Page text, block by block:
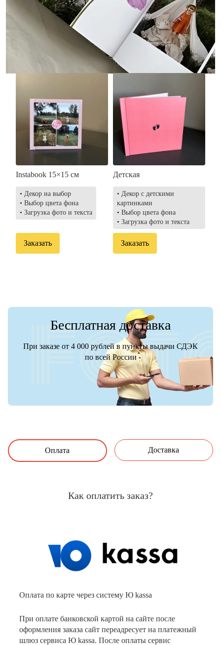
• Выбор цвета фона
• Загрузка фото и текста
акварельных красок
• Выбор цвета фона
• Загрузка фото и текста
Instabook 15×15 см
• Декор на выбор
• Выбор цвета фона
• Загрузка фото и текста
Заказать
Детская
• Декор с детскими
картинками
• Выбор цвета фона
• Загрузка фото и текста
Заказать
Бесплатная доставка
При заказе от 4 000 рублей в пункты выдачи СДЭК
по всей России
Оплата Доставка
Как оплатить заказ?
Оплата по карте через систему Ю kassa
При оплате банковской картой на сайте после
оформления заказа сайт переадресует на платежный
шлюз сервиса Ю kassa. После оплаты сервис